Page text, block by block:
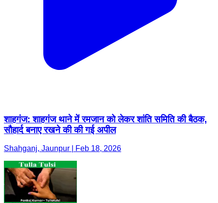
शाहगंज: शाहगंज थाने में रमजान को लेकर शांति समिति की बैठक,
सौहार्द बनाए रखने की की गई अपील
Shahganj, Jaunpur | Feb 18, 2026